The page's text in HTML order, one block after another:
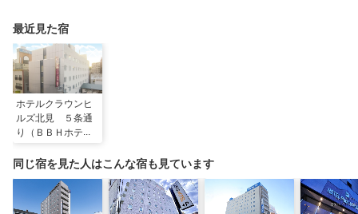
最近見た宿
ホテルクラウンヒ
ルズ北見 ５条通
り（ＢＢＨホテル
同じ宿を見た人はこんな宿も見ています